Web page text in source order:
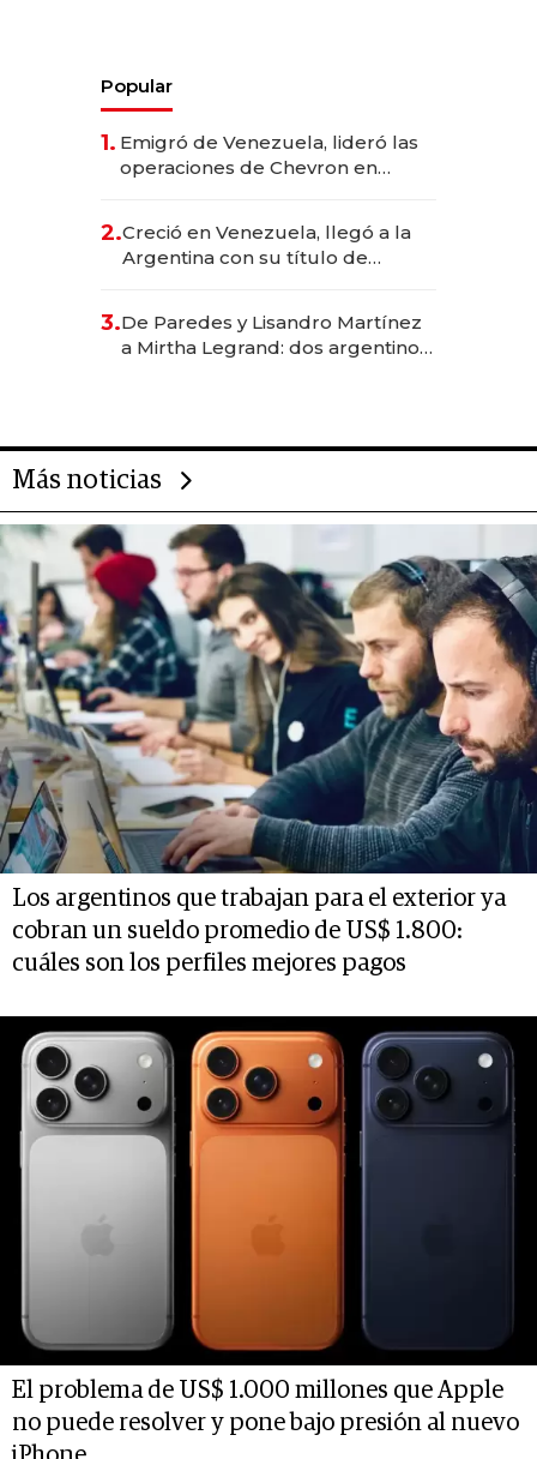
Popular
1. Emigró de Venezuela, lideró las
operaciones de Chevron en
2.Creció en Venezuela, llegó a la
Argentina con su título de
las marcas "fast premium"
3.De Paredes y Lisandro Martínez
a Mirtha Legrand: dos argentinos
Más noticias
Los argentinos que trabajan para el exterior ya
cobran un sueldo promedio de US$ 1.800:
cuáles son los perfiles mejores pagos
El problema de US$ 1.000 millones que Apple
no puede resolver y pone bajo presión al nuevo